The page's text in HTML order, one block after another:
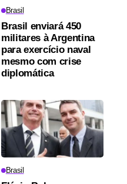
Brasil
Brasil enviará 450
militares à Argentina
para exercício naval
mesmo com crise
diplomática
Brasil